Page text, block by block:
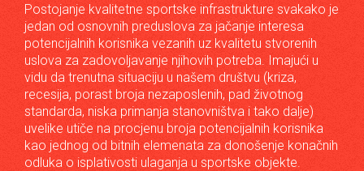
Postojanje kvalitetne sportske infrastrukture svakako je
jedan od osnovnih preduslova za jačanje interesa
potencijalnih korisnika vezanih uz kvalitetu stvorenih
uslova za zadovoljavanje njihovih potreba. Imajući u
vidu da trenutna situaciju u našem društvu (kriza,
recesija, porast broja nezaposlenih, pad životnog
standarda, niska primanja stanovništva i tako dalje)
uvelike utiče na procjenu broja potencijalnih korisnika
kao jednog od bitnih elemenata za donošenje konačnih
odluka o isplativosti ulaganja u sportske objekte.